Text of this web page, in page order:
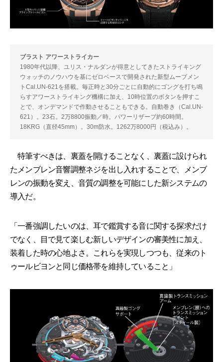
ブラスト アワーストライカー
1980年代以降、ユリス・ナルダンが得意としてきたストライキング
ウォッチのノウハウを基にゼロベースで開発された新型ムーブメン
トCal.UN-621を搭載。毎正時と30分ごとに自動的にゴングを打ち鳴
らすアワーストライキング機構に加え、10時位置のボタンを押すこ
とで、オンデマンドで作動させることもできる。自動巻き（Cal.UN-
621）。23石。2万8800振動／時。パワーリザーブ約60時間。
18KRG（直径45mm）。30m防水。1262万8000円（税込み）。
特筆すべきは、裏蓋を開けることなく、裏蓋に設けられ
たメンブレン音響調整ネジを出し入れすることで、メンブ
レンの振動を変え、音質の調整を可能にした新システムの
導入だ。
「一番強調したいのは、耳で鑑賞する音に関する探求だけ
でなく、目で見て楽しむ新しいデザインの審美性に加え、
装着した時の心地よさ。これらを実現しつつも、従来のト
ゥールビヨンと同じ価格帯を維持していること」